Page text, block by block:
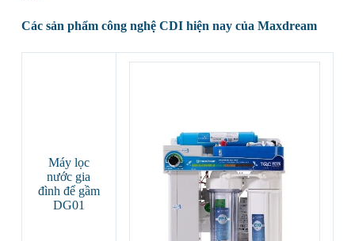
Các sản phẩm công nghệ CDI hiện nay của Maxdream
Máy lọc
nước gia
đình để gầm
DG01